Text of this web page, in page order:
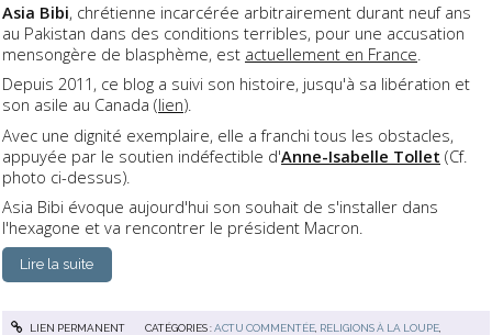
Asia Bibi, chrétienne incarcérée arbitrairement durant neuf ans
au Pakistan dans des conditions terribles, pour une accusation
mensongère de blasphème, est actuellement en France.
Depuis 2011, ce blog a suivi son histoire, jusqu'à sa libération et
son asile au Canada (lien).
Avec une dignité exemplaire, elle a franchi tous les obstacles,
appuyée par le soutien indéfectible d'Anne-Isabelle Tollet (Cf.
photo ci-dessus).
Asia Bibi évoque aujourd'hui son souhait de s'installer dans
l'hexagone et va rencontrer le président Macron.
Lire la suite
LIEN PERMANENT CATÉGORIES :ACTU COMMENTÉE, RELIGIONS À LA LOUPE,